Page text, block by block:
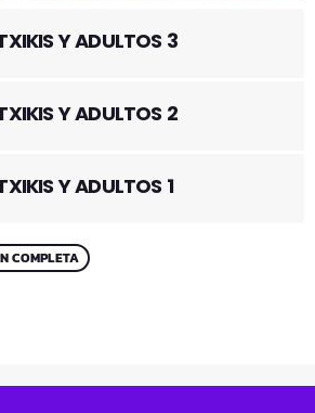
Y ADULTOS 1
Y ADULTOS 2
Y ADULTOS 3
COMPLETA